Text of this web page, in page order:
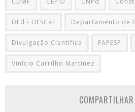
DEd - UFSCar Departamento de
Divulgação Científica FAPESP
Vinício Carrilho Martinez